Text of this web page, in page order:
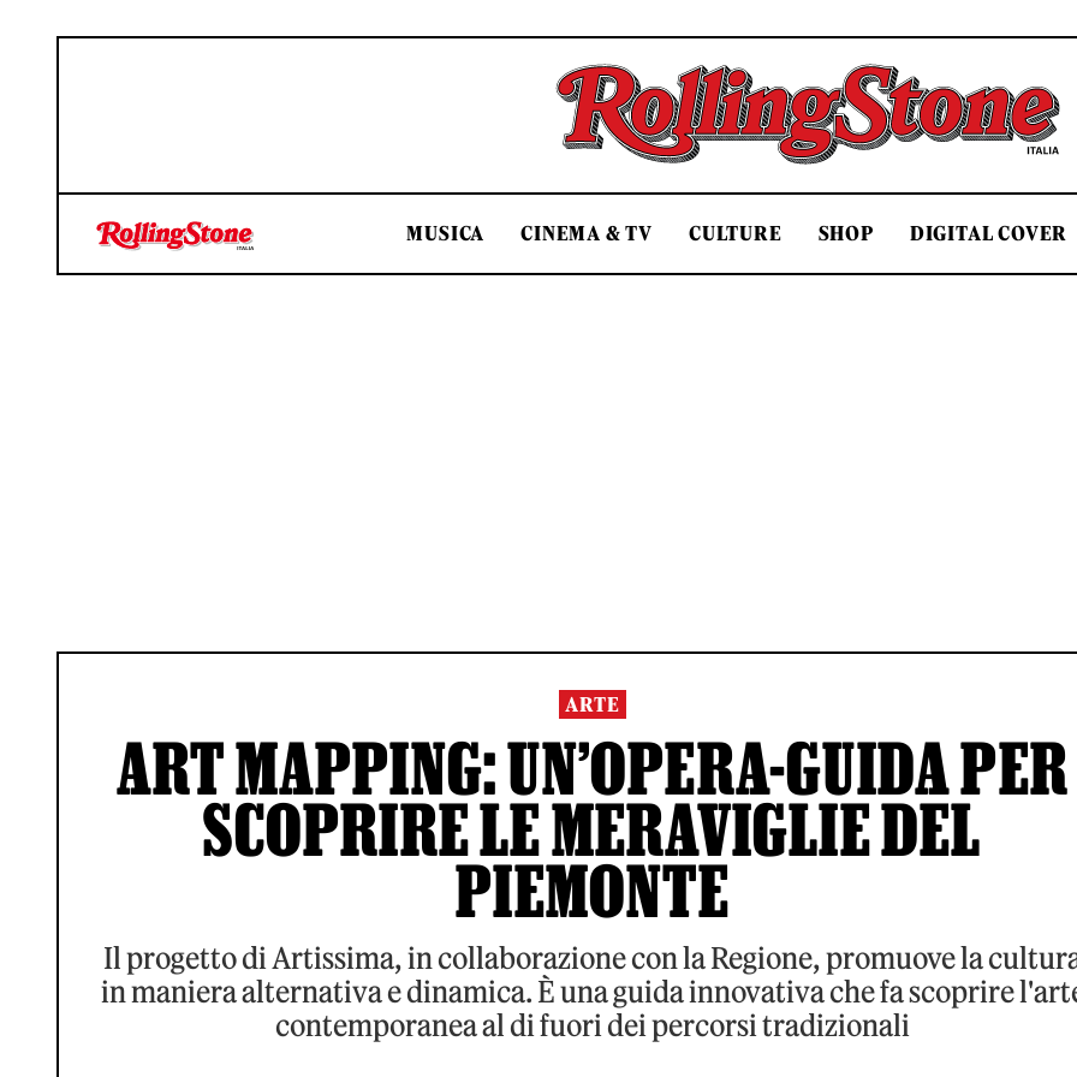
Rolling Stone Italia
MUSICA CINEMA & TV CULTURE SHOP DIGITAL COVER
ARTE
ART MAPPING: UN’OPERA-GUIDA PER
SCOPRIRE LE MERAVIGLIE DEL
PIEMONTE
Il progetto di Artissima, in collaborazione con la Regione, promuove la
in maniera alternativa e dinamica. È una guida innovativa che fa scoprire
contemporanea al di fuori dei percorsi tradizionali